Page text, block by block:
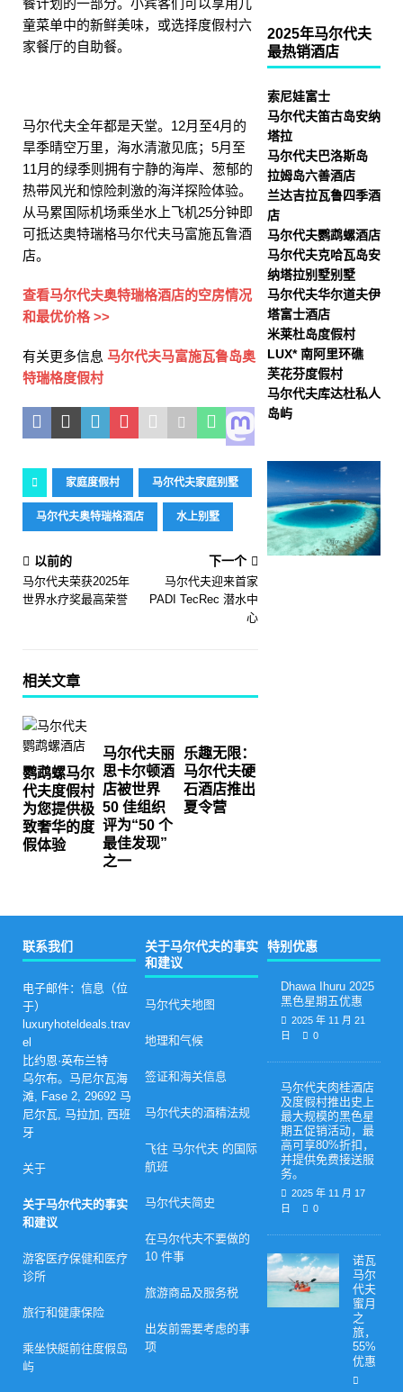
童菜单中的新鲜美味，或选择度假村六
家餐厅的自助餐。
马尔代夫全年都是天堂。12月至4月的
旱季晴空万里，海水清澈见底；5月至
11月的绿季则拥有宁静的海岸、葱郁的
热带风光和惊险刺激的海洋探险体验。
从马累国际机场乘坐水上飞机25分钟即
可抵达奥特瑞格马尔代夫马富施瓦鲁酒
店。
查看马尔代夫奥特瑞格酒店的空房情况
和最优价格 >>
有关更多信息 马尔代夫马富施瓦鲁岛奥
特瑞格度假村
家庭度假村 马尔代夫家庭别墅
马尔代夫奥特瑞格酒店 水上别墅
以前的
马尔代夫荣获2025年
世界水疗奖最高荣誉
下一个
马尔代夫迎来首家
PADI TecRec 潜水中
心
相关文章
鹦鹉螺马尔
代夫度假村
为您提供极
致奢华的度
假体验
马尔代夫丽
思卡尔顿酒
店被世界
50 佳组织
评为“50 个
最佳发现”
之一
乐趣无限：
马尔代夫硬
石酒店推出
夏令营
2025年马尔代夫
最热销酒店
索尼娃富士
马尔代夫笛古岛安纳
塔拉
马尔代夫巴洛斯岛
拉姆岛六善酒店
兰达吉拉瓦鲁四季酒
店
马尔代夫鹦鹉螺酒店
马尔代夫克哈瓦岛安
纳塔拉别墅别墅
马尔代夫华尔道夫伊
塔富士酒店
米莱杜岛度假村
LUX* 南阿里环礁
芙花芬度假村
马尔代夫库达杜私人
岛屿
联系我们
电子邮件：信息（位
于）
luxuryhoteldeals.trav
el
比约恩·英布兰特
乌尔布。马尼尔瓦海
滩, Fase 2, 29692 马
尼尔瓦, 马拉加, 西班
牙
关于
关于马尔代夫的事实
和建议
游客医疗保健和医疗
诊所
旅行和健康保险
乘坐快艇前往度假岛
屿
关于马尔代夫的事实
和建议
马尔代夫地图
地理和气候
签证和海关信息
马尔代夫的酒精法规
飞往 马尔代夫 的国际
航班
马尔代夫简史
在马尔代夫不要做的
10 件事
旅游商品及服务税
出发前需要考虑的事
项
特别优惠
Dhawa Ihuru 2025
黑色星期五优惠
2025 年 11 月 21
日
0
马尔代夫肉桂酒店
及度假村推出史上
最大规模的黑色星
期五促销活动，最
高可享80%折扣，
并提供免费接送服
务。
2025 年 11 月 17
日
0
诺瓦
马尔
代夫
蜜月
之
旅，
55%
优惠